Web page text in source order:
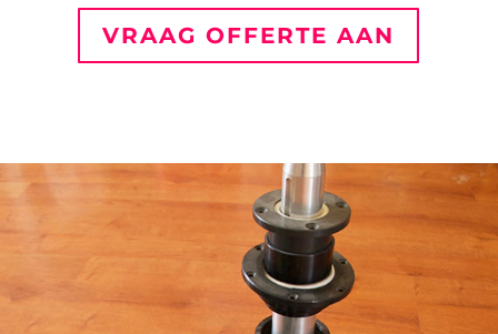
VRAAG OFFERTE AAN